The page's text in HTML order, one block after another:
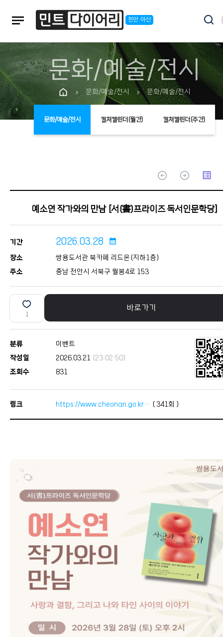
notes 천안·아산
문화/예술/전시
chevron_right 문화/예술/전시 chevron_right 문화/예술/전시
문화/예술/전시 컬쳐캘린더(월간) 컬쳐캘린더(주간)
arrow_circle_up arrow_circle_up list_alt
예소연 작가와의 만남 [서(書)프라이즈 독서인문학당]
기간 2026.03.28 calendar_month
장소
쌍용도서관 북카페 리드온(지하1층)
주소
충남 천안시 서북구 월봉4로 153
1
바로가기
분류
이벤트
작성일
2026.03.21
(23:02:50)
조회수
831
링크 https://www.cheonan.go.kr… ( 341 회 )